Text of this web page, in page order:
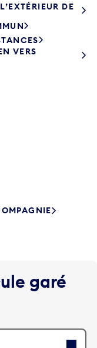
DE
VERS
garé